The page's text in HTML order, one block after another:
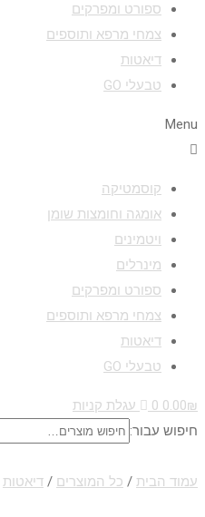
ספורט ומפרקים
צמחי מרפא ותוספים
דיאטות
טבעלי GO
Menu
קוסמטיקה
אומגה וחומצות שומן
ויטמינים
מינרלים
ספורט ומפרקים
צמחי מרפא ותוספים
דיאטות
טבעלי GO
0.00₪
0
עגלת קניות
חיפוש עבור:
עמוד הבית / כל המוצרים / דיאטות